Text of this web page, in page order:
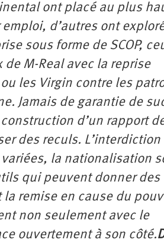
ont placé au plus
d’autres ont
sous forme de SCOP,
M-Real avec la reprise
les Virgin contre les
Jamais de garantie de
d’un rapport
des reculs. L’interdiction
la nationalisation
qui peuvent donner des
remise en cause du
non seulement avec le
ouvertement à son côté.